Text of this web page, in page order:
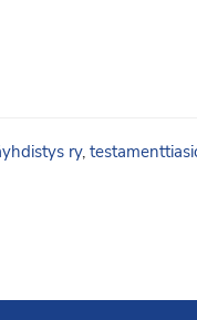
ry,